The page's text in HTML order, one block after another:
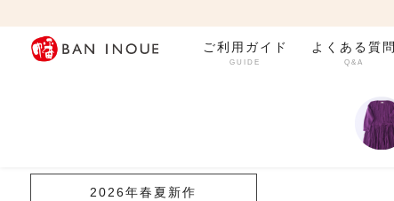
ご利用ガイド
GUIDE
よくある質問
Q&A
2026年春夏新作